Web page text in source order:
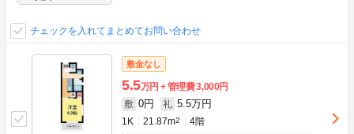
チェックを入れてまとめてお問い合わせ
敷金なし
5.5万円 管理費3,000円
敷 0円 礼 5.5万円
1K 21.87m2 4階